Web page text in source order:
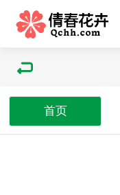
首页